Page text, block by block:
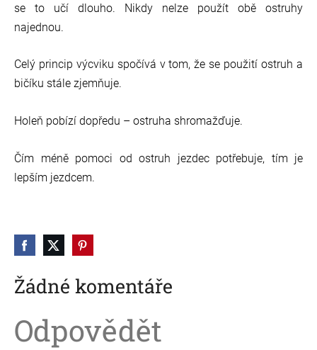
se to učí dlouho. Nikdy nelze použít obě ostruhy
najednou.
Celý princip výcviku spočívá v tom, že se použití ostruh a
bičíku stále zjemňuje.
Holeň pobízí dopředu – ostruha shromažďuje.
Čím méně pomoci od ostruh jezdec potřebuje, tím je
lepším jezdcem.
Žádné komentáře
Odpovědět